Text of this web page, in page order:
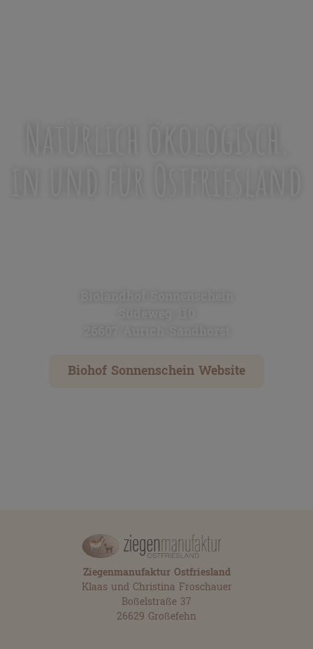
Biohof Sonnenschein Website
Ziegenmanufaktur Ostfriesland
Klaas und Christina Froschauer
Boßelstraße 37
26629 Großefehn